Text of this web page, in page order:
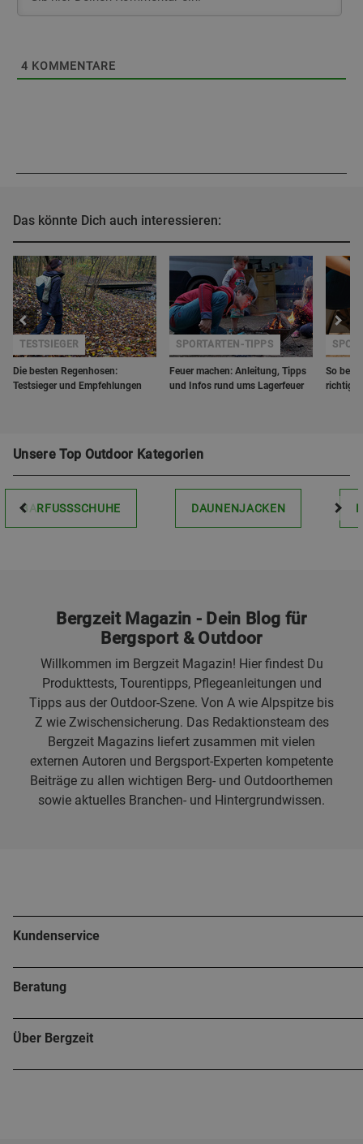
4 KOMMENTARE
Das könnte Dich auch interessieren:
Die besten Regenhosen:
Testsieger und Empfehlungen
TESTSIEGER
Feuer machen: Anleitung, Tipps
und Infos rund ums Lagerfeuer
SPORTARTEN-TIPPS
So
richtig
Unsere Top Outdoor Kategorien
BARFUSSSCHUHE DAUNENJACKEN
Bergzeit Magazin - Dein Blog für
Bergsport & Outdoor
Willkommen im Bergzeit Magazin! Hier findest Du
Produkttests, Tourentipps, Pflegeanleitungen und
Tipps aus der Outdoor-Szene. Von A wie Alpspitze bis
Z wie Zwischensicherung. Das Redaktionsteam des
Bergzeit Magazins liefert zusammen mit vielen
externen Autoren und Bergsport-Experten kompetente
Beiträge zu allen wichtigen Berg- und Outdoorthemen
sowie aktuelles Branchen- und Hintergrundwissen.
Kundenservice
Beratung
Über Bergzeit